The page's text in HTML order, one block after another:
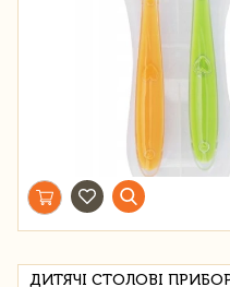
ДИТЯЧІ СТОЛОВІ